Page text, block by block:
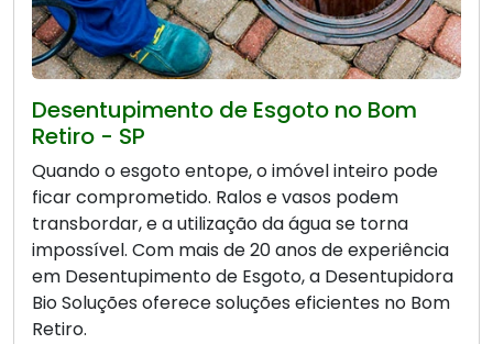
Desentupimento de Esgoto no Bom
Retiro - SP
Quando o esgoto entope, o imóvel inteiro pode
ficar comprometido. Ralos e vasos podem
transbordar, e a utilização da água se torna
impossível. Com mais de 20 anos de experiência
em Desentupimento de Esgoto, a Desentupidora
Bio Soluções oferece soluções eficientes no Bom
Retiro.